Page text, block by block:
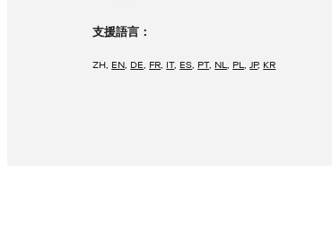
支援語言：
ZH, EN, DE, FR, IT, ES, PT, NL, PL,JP, KR